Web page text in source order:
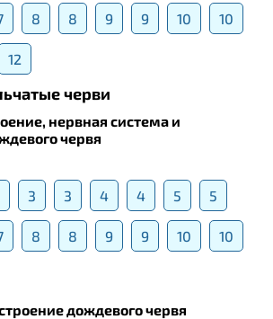
8 8 9 9 10 10
12
черви
нервная система и
червя
3 3 4 4 5 5
8 8 9 9 10 10
дождевого червя